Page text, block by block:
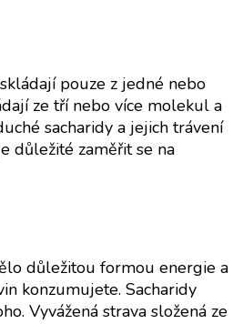
pouze z jedné nebo
ze tří nebo více molekul a
sacharidy a jejich trávení
důležité zaměřit se na
důležitou formou energie a
konzumujete. Sacharidy
Vyvážená strava složená ze